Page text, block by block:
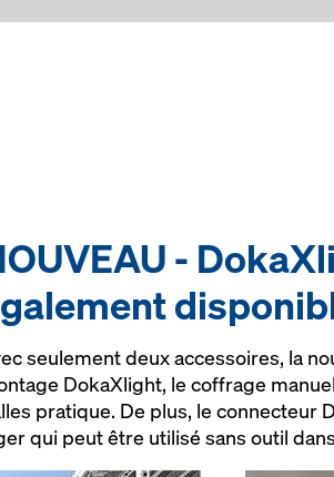
-
seulement deux accessoires, la
DokaXlight, le coffrage
pratique. De plus, le connecteur
qui peut être utilisé sans outil